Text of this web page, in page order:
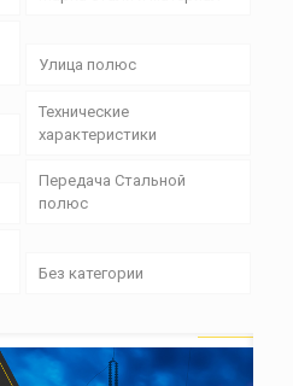
Улица полюс
Технические
характеристики
Передача Стальной
полюс
Без категории